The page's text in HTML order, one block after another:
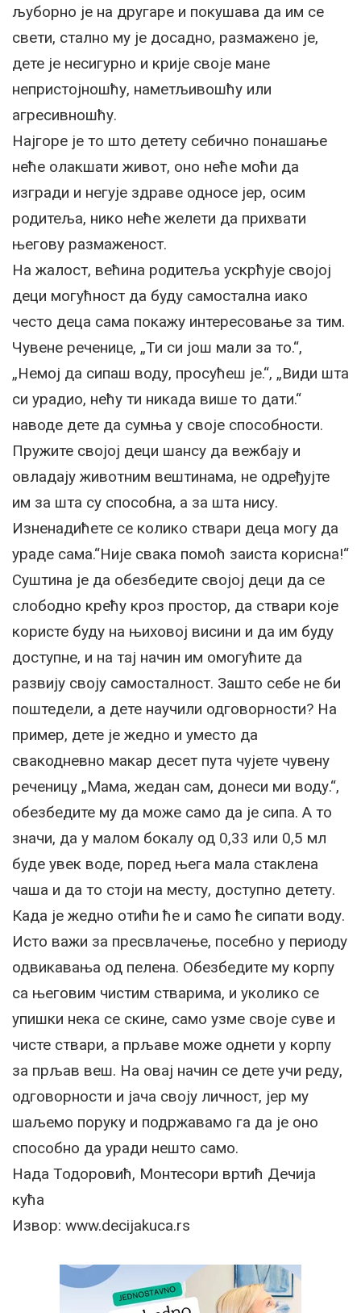
љуборно је на другаре и покушава да им се
свети, стално му је досадно, размажено је,
дете је несигурно и крије своје мане
непристојношћу, наметљивошћу или
агресивношћу.
Најгоре је то што детету себично понашање
неће олакшати живот, оно неће моћи да
изгради и негује здраве односе јер, осим
родитеља, нико неће желети да прихвати
његову размаженост.
На жалост, већина родитеља ускрћује својој
деци могућност да буду самостална иако
често деца сама покажу интересовање за тим.
Чувене реченице, „Ти си још мали за то.“,
„Немој да сипаш воду, просућеш је.“, „Види шта
си урадио, нећу ти никада више то дати.“
наводе дете да сумња у своје способности.
Пружите својој деци шансу да вежбају и
овладају животним вештинама, не одређујте
им за шта су способна, а за шта нису.
Изненадићете се колико ствари деца могу да
ураде сама.“Није свака помоћ заиста корисна!“
Суштина је да обезбедите својој деци да се
слободно крећу кроз простор, да ствари које
користе буду на њиховој висини и да им буду
доступне, и на тај начин им омогућите да
развију своју самосталност. Зашто себе не би
поштедели, а дете научили одговорности? На
пример, дете је жедно и уместо да
свакодневно макар десет пута чујете чувену
реченицу „Мама, жедан сам, донеси ми воду.“,
обезбедите му да може само да је сипа. А то
значи, да у малом бокалу од 0,33 или 0,5 мл
буде увек воде, поред њега мала стаклена
чаша и да то стоји на месту, доступно детету.
Када је жедно отићи ће и само ће сипати воду.
Исто важи за пресвлачење, посебно у периоду
одвикавања од пелена. Обезбедите му корпу
са његовим чистим стварима, и уколико се
упишки нека се скине, само узме своје суве и
чисте ствари, а прљаве може однети у корпу
за прљав веш. На овај начин се дете учи реду,
одговорности и јача своју личност, јер му
шаљемо поруку и подржавамо га да је оно
способно да уради нешто само.
Нада Тодоровић, Монтесори вртић Дечија
кућа
Извор: www.decijakuca.rs